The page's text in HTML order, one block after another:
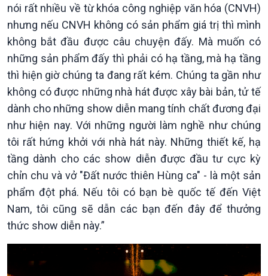
Xây dựng đảng
Đảng trong cuộc sống
Nhận diện sự thật
Pháp luật và đời sống
Thế giới & Việt Nam
Biên cương - Một dải vững
nói rất nhiều về từ khóa công nghiệp văn hóa (CNVH)
nhưng nếu CNVH không có sản phẩm giá trị thì mình
không bắt đầu được câu chuyện đấy. Mà muốn có
những sản phẩm đấy thì phải có hạ tầng, mà hạ tầng
thì hiện giờ chúng ta đang rất kém. Chúng ta gần như
không có được những nhà hát được xây bài bản, tử tế
dành cho những show diễn mang tính chất đương đại
như hiện nay. Với những người làm nghề như chúng
tôi rất hứng khởi với nhà hát này. Những thiết kế, hạ
tầng dành cho các show diễn được đầu tư cực kỳ
chỉn chu và vở "Đất nước thiên Hùng ca" - là một sản
phẩm đột phá. Nếu tôi có bạn bè quốc tế đến Việt
Nam, tôi cũng sẽ dẫn các bạn đến đây để thưởng
thức show diễn này.”